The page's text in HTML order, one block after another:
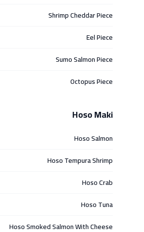
Shrimp Cheddar Piece
Eel Piece
Sumo Salmon Piece
Octopus Piece
Hoso Maki
Hoso Salmon
Hoso Tempura Shrimp
Hoso Crab
Hoso Tuna
Hoso Smoked Salmon With Cheese